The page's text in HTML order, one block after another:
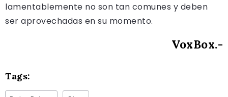
lamentablemente no son tan comunes y deben
ser aprovechadas en su momento.
VoxBox.-
Tags: